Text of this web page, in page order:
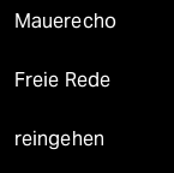
Mauerecho
Freie Rede
reingehen